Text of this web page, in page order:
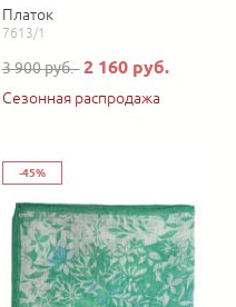
Платок
7613/1
3 900 руб. 2 160 руб.
Сезонная распродажа
-45%